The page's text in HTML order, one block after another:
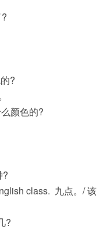
?
颜色的?
?
class. 九点。/ 该
?